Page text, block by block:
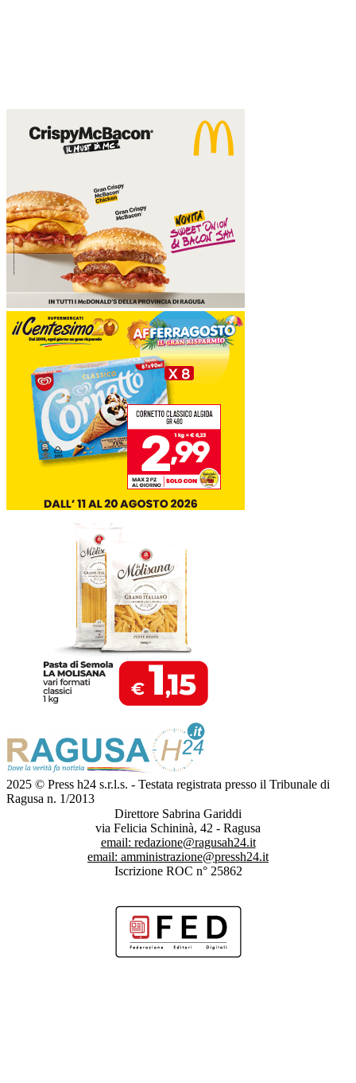
2025 © Press h24 s.r.l.s. - Testata registrata presso il Tribunale di
Ragusa n. 1/2013
Direttore Sabrina Gariddi
via Felicia Schininà, 42 - Ragusa
email: redazione@ragusah24.it
email: amministrazione@pressh24.it
Iscrizione ROC n° 25862